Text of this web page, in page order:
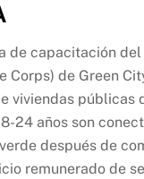
de capacitación
Corps) de Green
viviendas públicas
24 años son
después de
remunerado de